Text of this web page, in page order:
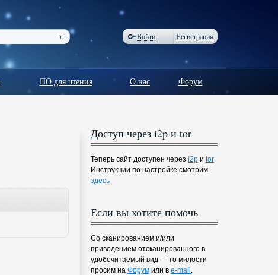
ПО для чтения О нас Форум
Войти Регистрация
Доступ через i2p и tor
Теперь сайт доступен через i2pи tor
Инструкции по настройке смотрим
здесь
Если вы хотите помочь
Со сканированием и/или
приведением отсканированного в
удобочитаемый вид — то милости
просим на Форумили в e-mail .